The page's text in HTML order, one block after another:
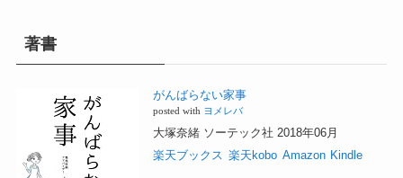
著書
がんばらない家事
posted with ヨメレバ
大塚奈緒 ソーテック社 2018年06月
楽天ブックス 楽天kobo Amazon Kindle